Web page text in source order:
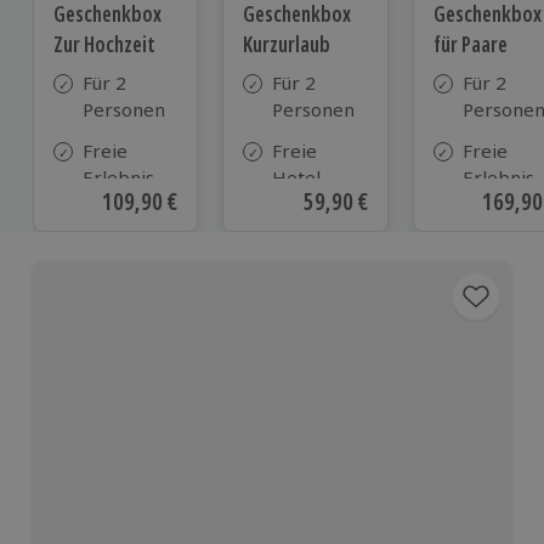
Geschenkbox
Zur Hochzeit
Für 2
Personen
Freie
Erlebnis-
Auswahl
Aktueller Preis
109,90 €
Geschenkbox
Kurzurlaub
Für 2
Personen
Freie
Hotel-
Auswahl
Aktueller Preis
59,90 €
Geschenkbox
für Paare
Für 2
Personen
Freie
Erlebnis-
Auswahl